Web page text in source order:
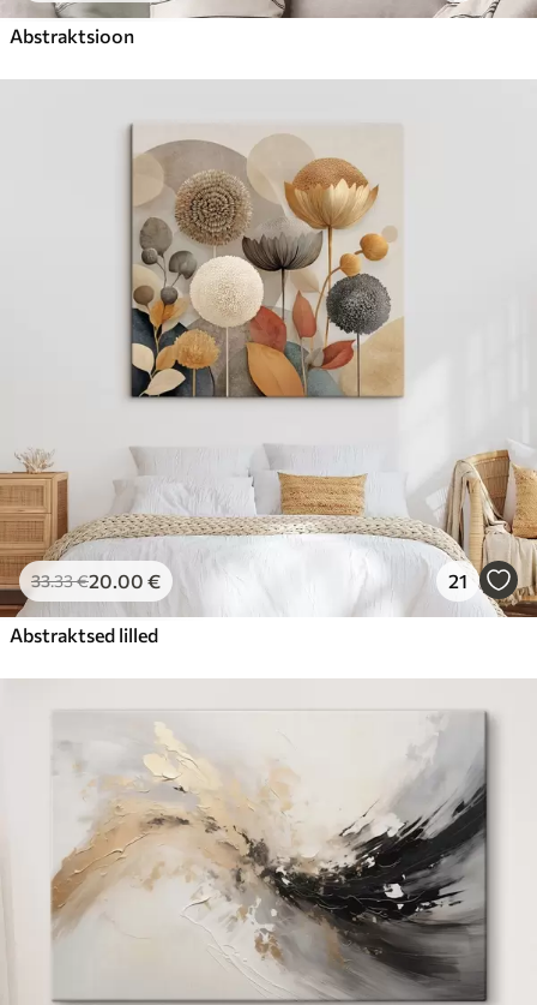
Abstraktsioon
33.33€20.00 € 21
Abstraktsed lilled